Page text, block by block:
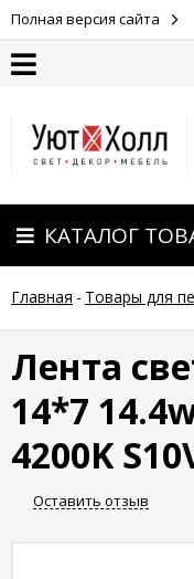
Полная версия сайта
Оплата
Доставка
Гарантия
возврат
Новости
статьи
КАТАЛОГ
Главная - Товары для
Лента
14*7
4200K
Оставить отзыв